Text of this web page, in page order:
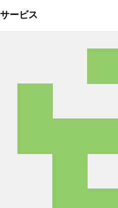
サービス